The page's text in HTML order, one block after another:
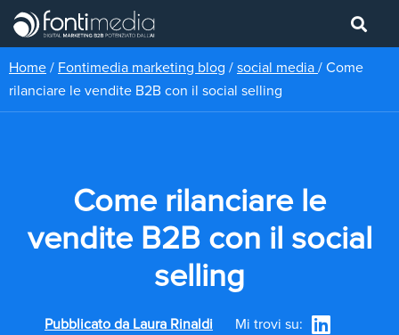
Home / Fontimedia marketing blog / social media / Come
rilanciare le vendite B2B con il social selling
Come rilanciare le
vendite B2B con il social
selling
Pubblicato da Laura Rinaldi Mi trovi su: